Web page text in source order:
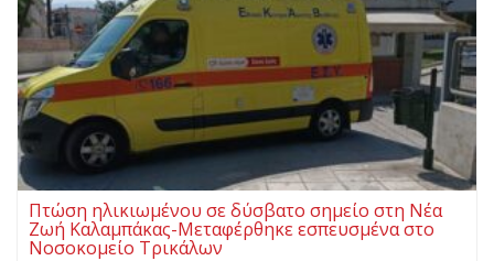
Πτώση ηλικιωμένου σε δύσβατο σημείο στη Νέα
Ζωή Καλαμπάκας-Μεταφέρθηκε εσπευσμένα στο
Νοσοκομείο Τρικάλων